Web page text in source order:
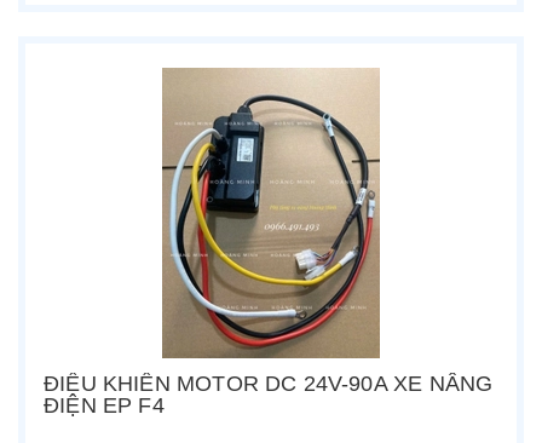
ĐIỀU KHIỂN MOTOR DC 24V-90A XE NÂNG
ĐIỆN EP F4